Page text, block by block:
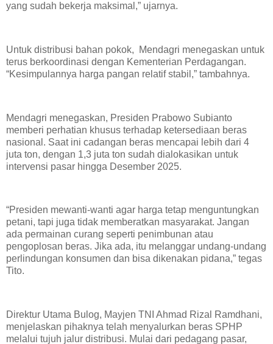
yang sudah bekerja maksimal,” ujarnya.
Untuk distribusi bahan pokok, Mendagri menegaskan untuk
terus berkoordinasi dengan Kementerian Perdagangan.
“Kesimpulannya harga pangan relatif stabil,” tambahnya.
Mendagri menegaskan, Presiden Prabowo Subianto
memberi perhatian khusus terhadap ketersediaan beras
nasional. Saat ini cadangan beras mencapai lebih dari 4
juta ton, dengan 1,3 juta ton sudah dialokasikan untuk
intervensi pasar hingga Desember 2025.
“Presiden mewanti-wanti agar harga tetap menguntungkan
petani, tapi juga tidak memberatkan masyarakat. Jangan
ada permainan curang seperti penimbunan atau
pengoplosan beras. Jika ada, itu melanggar undang-undang
perlindungan konsumen dan bisa dikenakan pidana,” tegas
Tito.
Direktur Utama Bulog, Mayjen TNI Ahmad Rizal Ramdhani,
menjelaskan pihaknya telah menyalurkan beras SPHP
melalui tujuh jalur distribusi. Mulai dari pedagang pasar,